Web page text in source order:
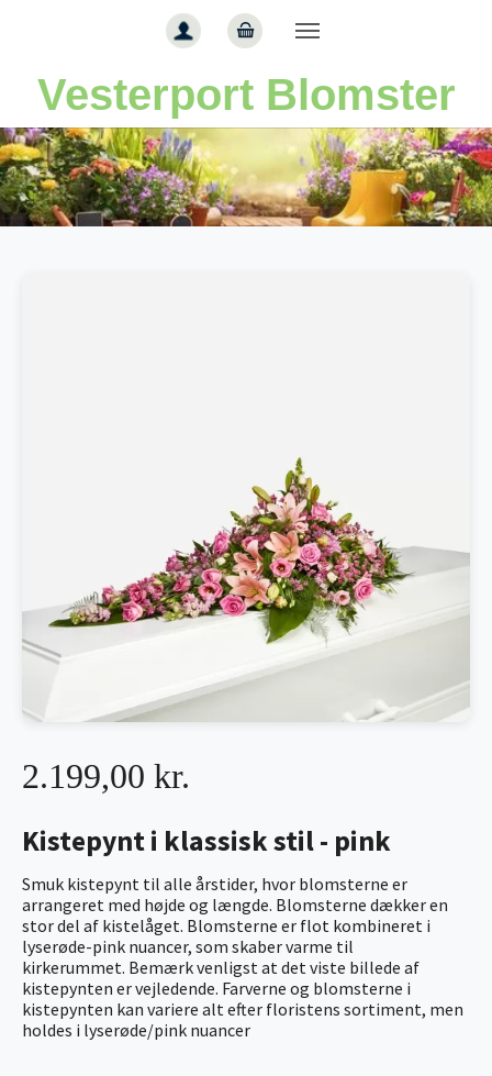
Vesterport Blomster
Kistepynt i klassisk stil - pink
Smuk kistepynt til alle årstider, hvor blomsterne er
arrangeret med højde og længde. Blomsterne dækker en
stor del af kistelåget. Blomsterne er flot kombineret i
lyserøde-pink nuancer, som skaber varme til
kirkerummet. Bemærk venligst at det viste billede af
kistepynten er vejledende. Farverne og blomsterne i
kistepynten kan variere alt efter floristens sortiment, men
holdes i lyserøde/pink nuancer
2.199,00 kr.